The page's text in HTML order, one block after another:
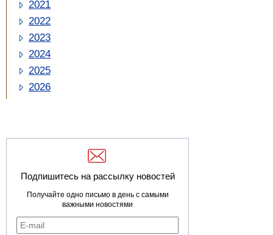
2021
2022
2023
2024
2025
2026
Подпишитесь на рассылку новостей
Получайте одно письмо в день с самыми
важными новостями